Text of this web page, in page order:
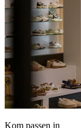
Kom passen in